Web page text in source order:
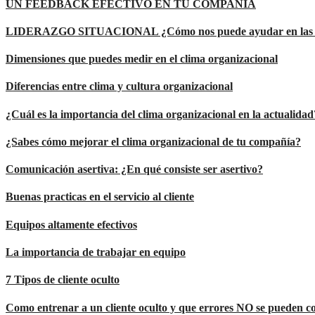
UN FEEDBACK EFECTIVO EN TU COMPAÑÍA
LIDERAZGO SITUACIONAL ¿Cómo nos puede ayudar en las
Dimensiones que puedes medir en el clima organizacional
Diferencias entre clima y cultura organizacional
¿Cuál es la importancia del clima organizacional en la
¿Sabes cómo mejorar el clima organizacional de tu compañía?
Comunicación asertiva: ¿En qué consiste ser asertivo?
Buenas practicas en el servicio al cliente
Equipos altamente efectivos
La importancia de trabajar en equipo
7 Tipos de cliente oculto
Como entrenar a un cliente oculto y que errores NO se pueden